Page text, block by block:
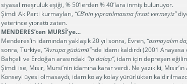
siyasal meşruluk eşiği, % 50’lerden % 40’lara inmiş bulunuyor.
Şimdi Ak Parti kurmayları, “CB’nin yıpratılmasına fırsat vermeyiz”
yeterince yıprattı zaten.
MENDERES’ten MURSİ’ye…
Menderes’in idamından yaklaşık 20 yıl sonra, Evren, “asmayalım
sonra, Türkiye, “Avrupa güdümü”nde idamı kaldırdı (2001
Bahçeli ve Erdoğan arasındaki “ip dalaşı”, idam için depreşen
Şimdi ise, Mısır, Mursi’nin idamına karar verdi. Ne yazık ki,
Konseyi üyesi olmasaydı, idam kolay kolay yürürlükten